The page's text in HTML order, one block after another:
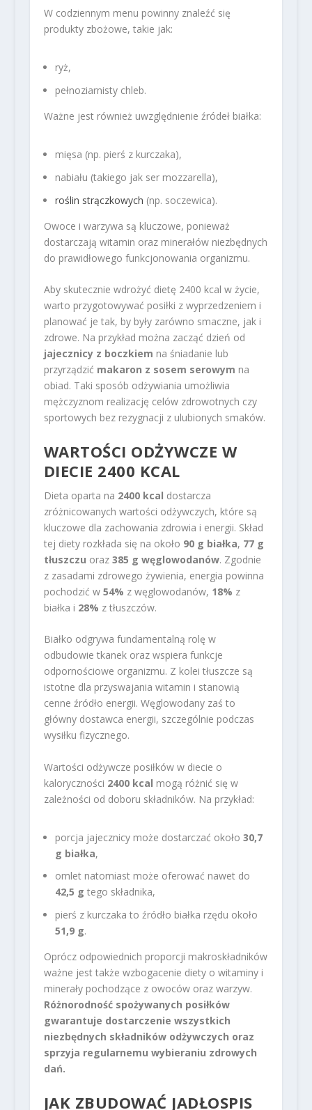
W codziennym menu powinny znaleźć się
produkty zbożowe, takie jak:
ryż,
pełnoziarnisty chleb.
Ważne jest również uwzględnienie źródeł białka:
mięsa (np. pierś z kurczaka),
nabiału (takiego jak ser mozzarella),
roślin strączkowych (np. soczewica).
Owoce i warzywa są kluczowe, ponieważ
dostarczają witamin oraz minerałów niezbędnych
do prawidłowego funkcjonowania organizmu.
Aby skutecznie wdrożyć dietę 2400 kcal w życie,
warto przygotowywać posiłki z wyprzedzeniem i
planować je tak, by były zarówno smaczne, jak i
zdrowe. Na przykład można zacząć dzień od
jajecznicy z boczkiem na śniadanie lub
przyrządzić makaron z sosem serowym na
obiad. Taki sposób odżywiania umożliwia
mężczyznom realizację celów zdrowotnych czy
sportowych bez rezygnacji z ulubionych smaków.
WARTOŚCI ODŻYWCZE W
DIECIE 2400 KCAL
Dieta oparta na 2400 kcal dostarcza
zróżnicowanych wartości odżywczych, które są
kluczowe dla zachowania zdrowia i energii. Skład
tej diety rozkłada się na około 90 g białka, 77 g
tłuszczu oraz 385 g węglowodanów. Zgodnie
z zasadami zdrowego żywienia, energia powinna
pochodzić w 54% z węglowodanów, 18% z
białka i 28% z tłuszczów.
Białko odgrywa fundamentalną rolę w
odbudowie tkanek oraz wspiera funkcje
odpornościowe organizmu. Z kolei tłuszcze są
istotne dla przyswajania witamin i stanowią
cenne źródło energii. Węglowodany zaś to
główny dostawca energii, szczególnie podczas
wysiłku fizycznego.
Wartości odżywcze posiłków w diecie o
kaloryczności 2400 kcal mogą różnić się w
zależności od doboru składników. Na przykład:
porcja jajecznicy może dostarczać około 30,7
g białka,
omlet natomiast może oferować nawet do
42,5 g tego składnika,
pierś z kurczaka to źródło białka rzędu około
51,9 g.
Oprócz odpowiednich proporcji makroskładników
ważne jest także wzbogacenie diety o witaminy i
minerały pochodzące z owoców oraz warzyw.
Różnorodność spożywanych posiłków
gwarantuje dostarczenie wszystkich
niezbędnych składników odżywczych oraz
sprzyja regularnemu wybieraniu zdrowych
dań.
JAK ZBUDOWAĆ JADŁOSPIS